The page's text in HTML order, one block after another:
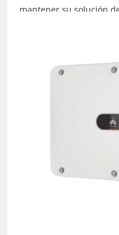
mantener su solución